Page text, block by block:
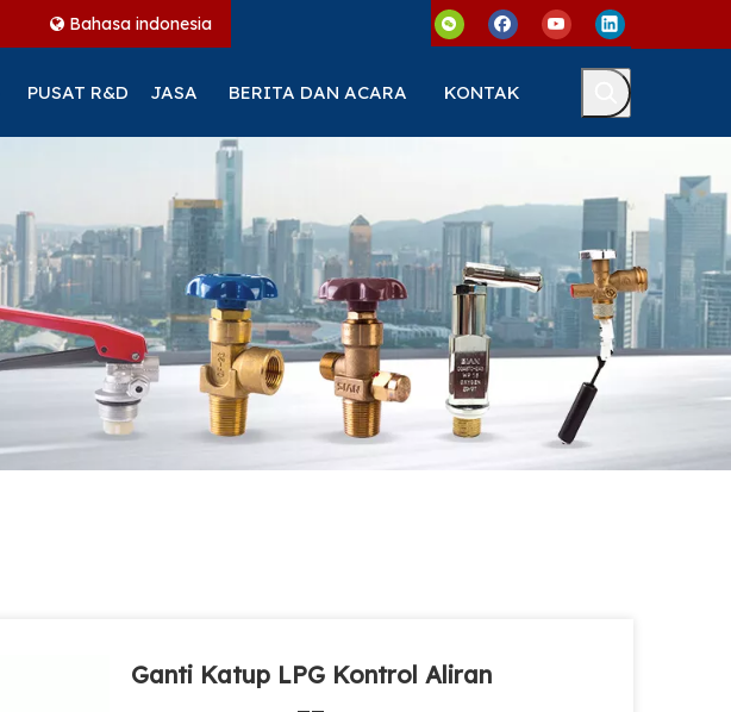
Bahasa indonesia
PUSAT R&D JASA BERITA DAN ACARA KONTAK
Ganti Katup LPG Kontrol Aliran